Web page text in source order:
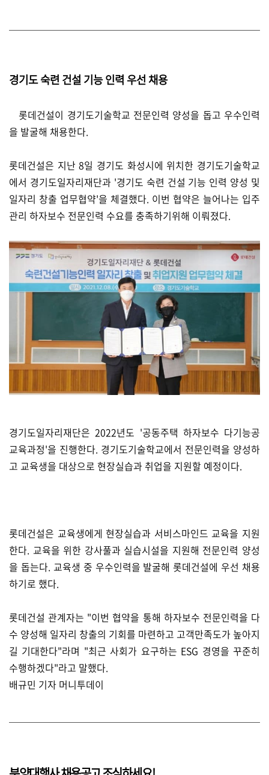
경기도 숙련 건설 기능 인력 우선 채용
롯데건설이 경기도기술학교 전문인력 양성을 돕고 우수인력
을 발굴해 채용한다.
롯데건설은 지난 8일 경기도 화성시에 위치한 경기도기술학교
에서 경기도일자리재단과 '경기도 숙련 건설 기능 인력 양성 및
일자리 창출 업무협약'을 체결했다. 이번 협약은 늘어나는 입주
관리 하자보수 전문인력 수요를 충족하기위해 이뤄졌다.
경기도일자리재단은 2022년도 '공동주택 하자보수 다기능공
교육과정'을 진행한다. 경기도기술학교에서 전문인력을 양성하
고 교육생을 대상으로 현장실습과 취업을 지원할 예정이다.
롯데건설은 교육생에게 현장실습과 서비스마인드 교육을 지원
한다. 교육을 위한 강사풀과 실습시설을 지원해 전문인력 양성
을 돕는다. 교육생 중 우수인력을 발굴해 롯데건설에 우선 채용
하기로 했다.
롯데건설 관계자는 "이번 협약을 통해 하자보수 전문인력을 다
수 양성해 일자리 창출의 기회를 마련하고 고객만족도가 높아지
길 기대한다"라며 "최근 사회가 요구하는 ESG 경영을 꾸준히
수행하겠다"라고 말했다.
배규민 기자 머니투데이